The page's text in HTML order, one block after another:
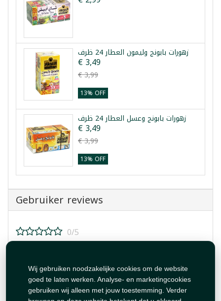
Wij gebruiken noodzakelijke cookies om de website
goed te laten werken. Analyse- en marketingcookies
gebruiken wij alleen met jouw toestemming. Verder
زهورات بابونج وليمون العطار 24 ظرف
€ 3,49
€ 3,99
13% OFF
زهورات بابونج وعسل العطار 24 ظرف
€ 3,49
€ 3,99
13% OFF
Gebruiker reviews
0/5